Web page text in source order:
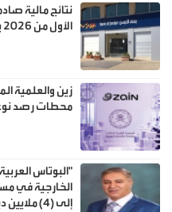
نتائج مالية
الأول من 2026 بنسبة تقترب من 38%
زين والعلمية
محطات رصد
"البوتاس
الخارجية في
إلى (4) ملايين دينار